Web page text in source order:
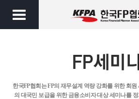
한국FP협회는 FP의 재무설계 역량 강화를 위한 회
의 대국민 보급을 위한 금융소비자 대상 세미나를